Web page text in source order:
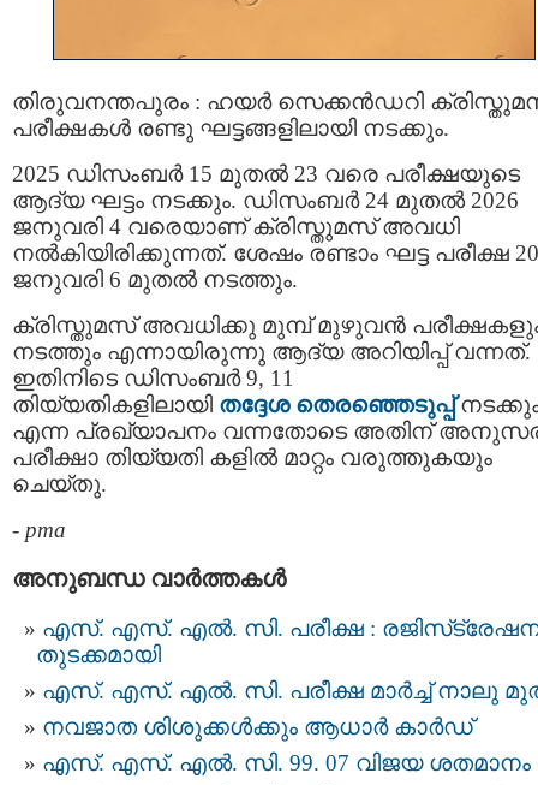
തിരുവനന്തപുരം : ഹയര്‍ സെക്കന്‍ഡറി
പരീക്ഷകൾ രണ്ടു ഘട്ടങ്ങളിലായി നടക്കും.
2025 ഡിസംബര്‍ 15 മുതല്‍ 23 വരെ പരീക്ഷയുടെ
ആദ്യ ഘട്ടം നടക്കും. ഡിസംബര്‍ 24 മുതല്‍ 2026
ജനുവരി 4 വരെയാണ് ക്രിസ്തുമസ് അവധി
നൽകിയിരിക്കുന്നത്. ശേഷം രണ്ടാം ഘട്ട പരീക്ഷ
ജനുവരി 6 മുതൽ നടത്തും.
ക്രിസ്തുമസ് അവധിക്കു മുമ്പ് മുഴുവന്‍
നടത്തും എന്നായിരുന്നു ആദ്യ അറിയിപ്പ് വന്നത്.
ഇതിനിടെ ഡിസംബർ 9, 11
തിയ്യതികളിലായി തദ്ദേശ തെരഞ്ഞെടുപ്പ്
എന്ന പ്രഖ്യാപനം വന്നതോടെ അതിന്
പരീക്ഷാ തിയ്യതി കളിൽ മാറ്റം വരുത്തുകയും
ചെയ്തു.
- pma
അനുബന്ധ വാര്‍ത്തകള്‍
എസ്. എസ്. എല്‍. സി. പരീക്ഷ :
തുടക്കമായി
എസ്. എസ്. എൽ. സി. പരീക്ഷ മാർച്ച് നാലു
നവജാത ശിശുക്കള്‍ക്കും ആധാര്‍ കാര്‍ഡ്
എസ്. എസ്. എൽ. സി. 99. 07 വിജയ ശതമാനം